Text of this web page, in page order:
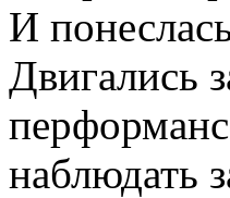
И
Двигались
наблюдать